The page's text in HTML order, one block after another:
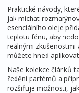
Praktické návody,
jak míchat
esenciálního oleje
teplotu fénu, aby
reálnými zkušenostmi
můžete hned
Naše kolekce článků
ředění parfémů a
rozšiřuje možnosti,